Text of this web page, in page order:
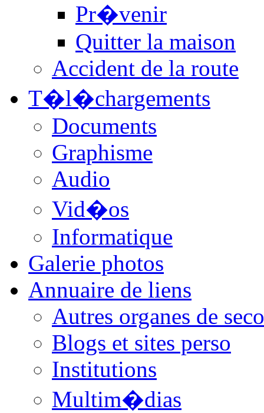
Pr�venir
Quitter la maison
Accident de la route
T�l�chargements
Documents
Graphisme
Audio
Vid�os
Informatique
Galerie photos
Annuaire de liens
Autres organes de
Blogs et sites perso
Institutions
Multim�dias